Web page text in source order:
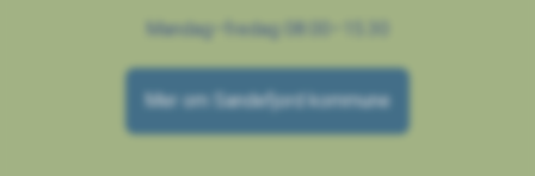
Mandag–fredag 08.00–15.30
Mer om Sandefjord kommune